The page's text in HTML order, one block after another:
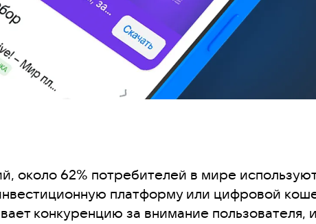
около 62% потребителей в мире
платформу или цифровой
конкуренцию за внимание пользователя,